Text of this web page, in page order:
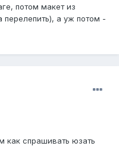
потом макет из
перелепить), а уж потом -
как спрашивать юзать